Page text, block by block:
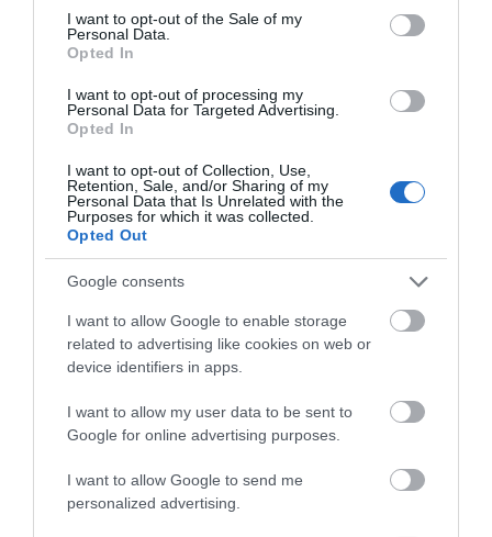
consent section.
I want to opt-out of the Sale of my
Personal Data.
Opted In
I want to opt-out of processing my
Personal Data for Targeted Advertising.
Opted In
I want to opt-out of Collection, Use,
Retention, Sale, and/or Sharing of my
Personal Data that Is Unrelated with the
Purposes for which it was collected.
Opted Out
Google consents
I want to allow Google to enable storage
related to advertising like cookies on web or
device identifiers in apps.
I want to allow my user data to be sent to
Google for online advertising purposes.
I want to allow Google to send me
personalized advertising.
του από τη θάλασσα
07.08.2026 | 20:57
Ανακοινώθηκαν νέες προσλήψεις
σε δήμο της Εύβοιας: Δείτε εδώ
07.08.2026 | 20:40
Ποιοι και γιατί θα πάρουν
διπλάσια σύνταξη τον Αύγουστο
07.08.2026 | 20:20
Δείτε τι έκανε Δήμος της Εύβοιας
για τις φωτιές
07.08.2026 | 20:00
Μητέρα και γιος οι νεκροί από τη
φορτηγό
07.08.2026 | 19:40
Όλες οι τελευταίες ειδήσεις
Μεγάλο πανηγύρι στην
κόσμο η Φαράκλα
(pics&vid)
πέντε χρόνια μετά τη
μεγάλη καταστροφή
του 2021